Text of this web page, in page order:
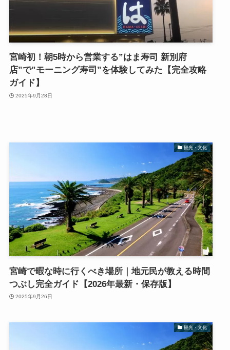
宮崎初！朝5時から営業する”はま寿司 新別府
店”で”モーニング寿司”を体験してみた【完全攻略
ガイド】
2025年9月28日
観光・文化
宮崎で暇な時に行くべき場所｜地元民が教える時間
つぶし完全ガイド【2026年最新・保存版】
2025年9月26日
観光・文化